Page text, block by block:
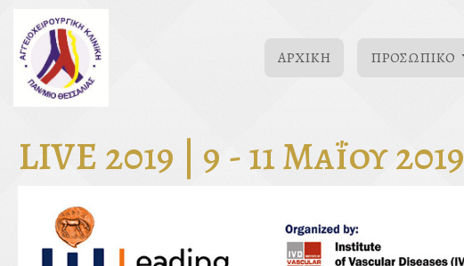
ΑΡΧΙΚΉ ΠΡΟΣΩΠΙΚΌ
LIVE 2019 | 9 - 11 Μαΐου 2019